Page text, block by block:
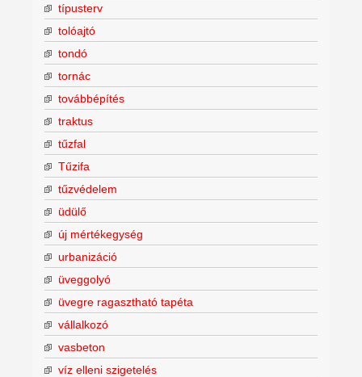
típusterv
tolóajtó
tondó
tornác
továbbépítés
traktus
tűzfal
Tűzifa
tűzvédelem
üdülő
új mértékegység
urbanizáció
üveggolyó
üvegre ragasztható tapéta
vállalkozó
vasbeton
víz elleni szigetelés